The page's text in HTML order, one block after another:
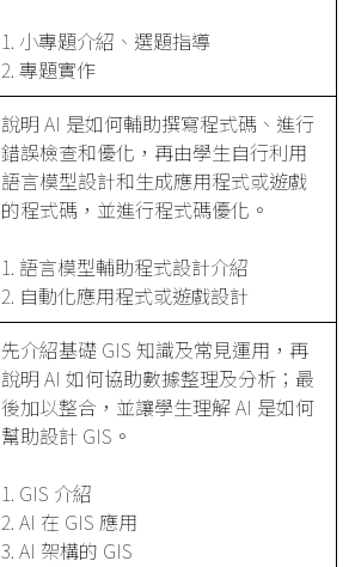
1. 小專題介紹、選題指導
2. 專題實作
說明 AI 是如何輔助撰寫程式碼、進行
錯誤檢查和優化，再由學生自行利用
語言模型設計和生成應用程式或遊戲
的程式碼，並進行程式碼優化。
1. 語言模型輔助程式設計介紹
2. 自動化應用程式或遊戲設計
先介紹基礎 GIS 知識及常見運用，再
說明 AI 如何協助數據整理及分析；最
後加以整合，並讓學生理解 AI 是如何
幫助設計 GIS。
1. GIS 介紹
2. AI 在 GIS 應用
3. AI 架構的 GIS